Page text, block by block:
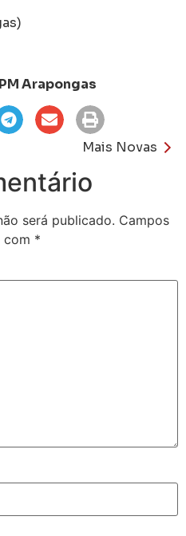
Arapongas
Mais Novas
será publicado. Campos
com *